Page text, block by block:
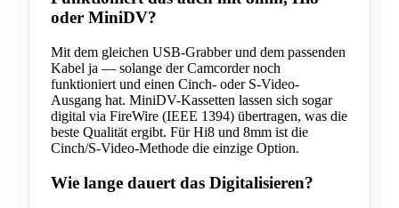
oder MiniDV?
Mit dem gleichen USB-Grabber und dem passenden
Kabel ja — solange der Camcorder noch
funktioniert und einen Cinch- oder S-Video-
Ausgang hat. MiniDV-Kassetten lassen sich sogar
digital via FireWire (IEEE 1394) übertragen, was die
beste Qualität ergibt. Für Hi8 und 8mm ist die
Cinch/S-Video-Methode die einzige Option.
Wie lange dauert das Digitalisieren?